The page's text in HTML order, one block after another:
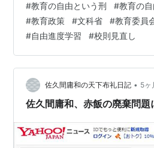
か、それは何を目指しているのか
と思います。 今なぜ「教育の自
政策・制度に見られる「自由の拡
年、「個別最適な学び」「協働
徒が自分の興味・関心に応じて
に舵を切っています。 一人一台
#教育の自由という刑 #教育の
#教育政策 #文科省 #教育委員
#自由進度学習 #校則見直し
佐久間庸和の天下布礼日記 • 5ヶ
佐久間庸和、赤飯の廃棄問題